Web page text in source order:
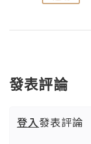
發表評論
登入發表評論